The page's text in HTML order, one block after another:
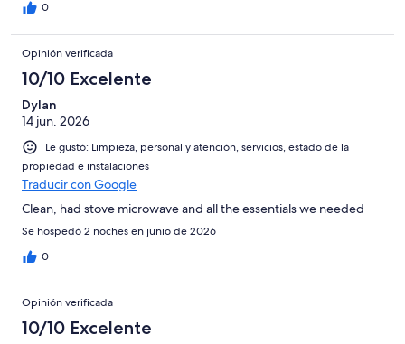
0
Opinión verificada
10/10 Excelente
Dylan
14 jun. 2026
Le gustó: Limpieza, personal y atención, servicios, estado de la
propiedad e instalaciones
Traducir con Google
Clean, had stove microwave and all the essentials we needed
Se hospedó 2 noches en junio de 2026
0
Opinión verificada
10/10 Excelente